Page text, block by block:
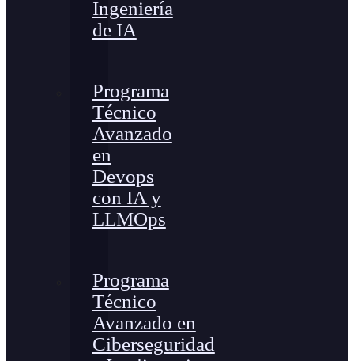
Ingeniería
de IA
Programa
Técnico
Avanzado
en
Devops
con IA y
LLMOps
Programa
Técnico
Avanzado en
Ciberseguridad